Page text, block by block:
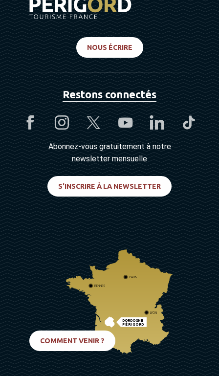
NOUS ÉCRIRE
Restons connectés
Abonnez-vous gratuitement à notre
newsletter mensuelle
S'INSCRIRE À LA NEWSLETTER
DORDOGNE
PÉRIGORD
PARIS
RENNES
LYON
COMMENT VENIR ?